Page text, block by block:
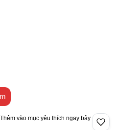
vào mục yêu thích ngay bây